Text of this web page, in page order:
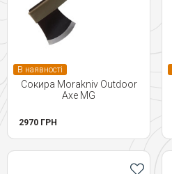
В наявності
Сокира Morakniv Outdoor
Axe MG
2970 ГРН